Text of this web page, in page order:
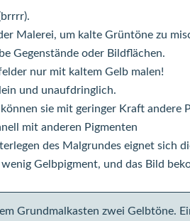
Malerei, um kalte Grüntöne zu
Gegenstände oder Bildflächen.
nur mit kaltem Gelb malen!
und unaufdringlich.
können sie mit geringer Kraft andere
mit anderen Pigmenten
des Malgrundes eignet sich
Gelbpigment, und das Bild
Grundmalkasten zwei Gelbtöne.